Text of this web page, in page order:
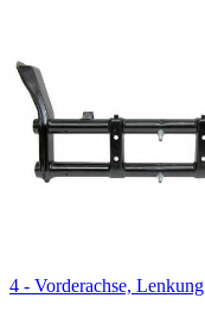
4 - Vorderachse, Lenkung